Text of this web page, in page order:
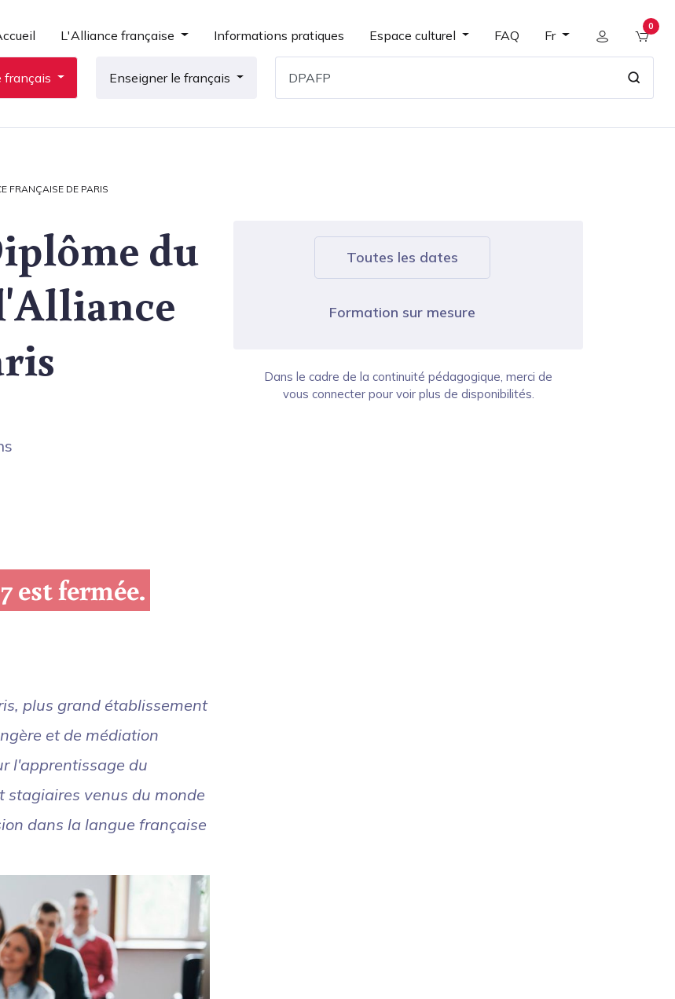
L'Alliance française Informations pratiques Espace culturel FAQ Fr
0
français Enseigner le français
FRANÇAISE DE PARIS
du
est fermée.
plus grand établissement
et de médiation
l'apprentissage du
stagiaires venus du monde
dans la langue française
Toutes les dates
Formation sur mesure
Dans le cadre de la continuité pédagogique, merci de
vous connecter pour voir plus de disponibilités.